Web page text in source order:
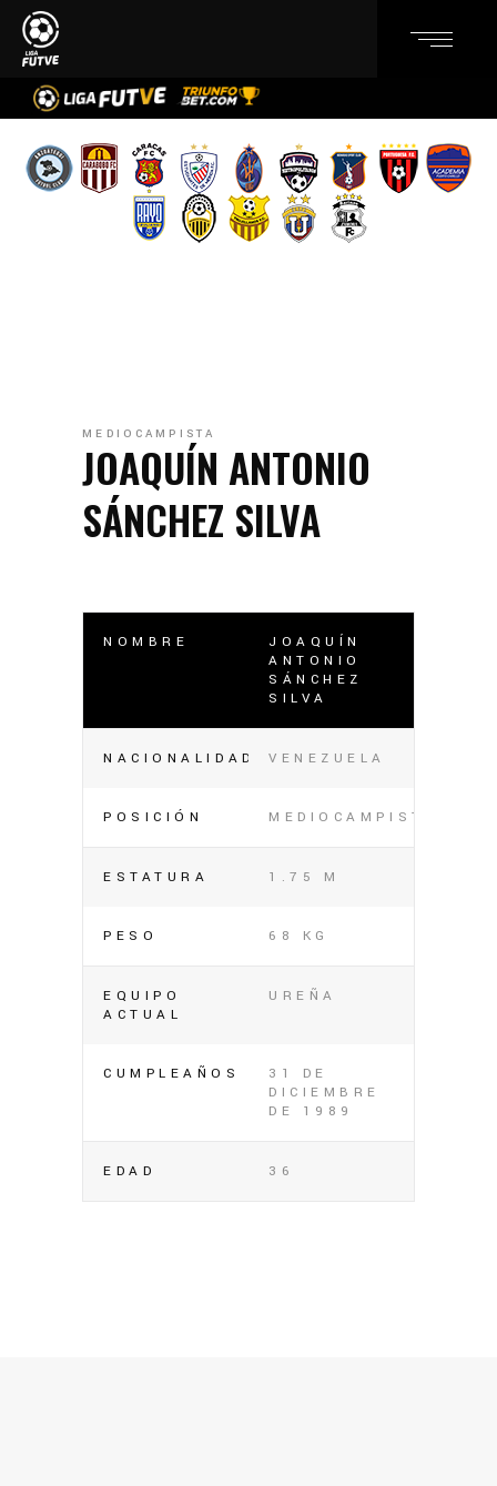
MEDIOCAMPISTA
JOAQUÍN ANTONIO
SÁNCHEZ SILVA
NOMBRE
JOAQUÍN
ANTONIO
SÁNCHEZ
SILVA
NACIONALIDAD VENEZUELA
POSICIÓN MEDIOCAMPISTA
ESTATURA 1.75 M
PESO 68 KG
EQUIPO
ACTUAL
UREÑA
CUMPLEAÑOS
31 DE
DICIEMBRE
DE 1989
EDAD 36